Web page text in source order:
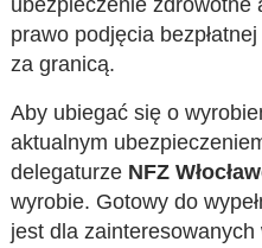
ubezpieczenie zdrowotne
prawo podjęcia
za granicą.
Aby ubiegać się o
aktualnym
delegaturze NFZ
wyrobie. Gotowy do
jest dla